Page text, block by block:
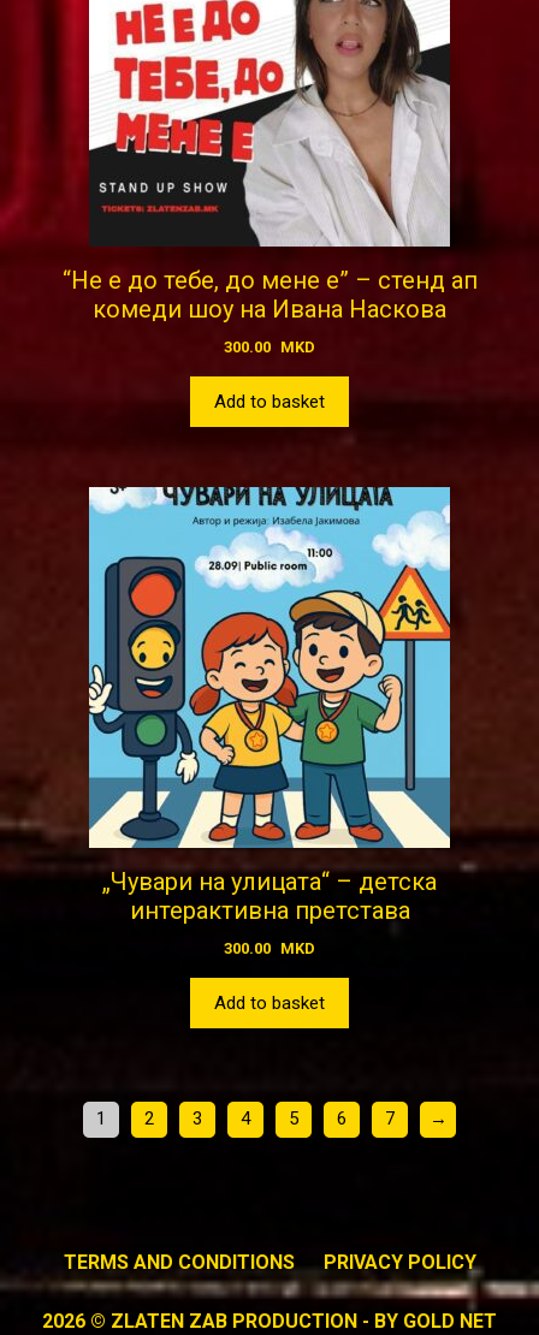
“Не е до тебе, до мене е” – стенд ап
комеди шоу на Ивана Наскова
300.00 MKD
Add to basket
„Чувари на улицата“ – детска
интерактивна претстава
300.00 MKD
Add to basket
1 2 3 4 5 6 7 →
TERMS AND CONDITIONS PRIVACY POLICY
2026 © ZLATEN ZAB PRODUCTION - BY GOLD NET